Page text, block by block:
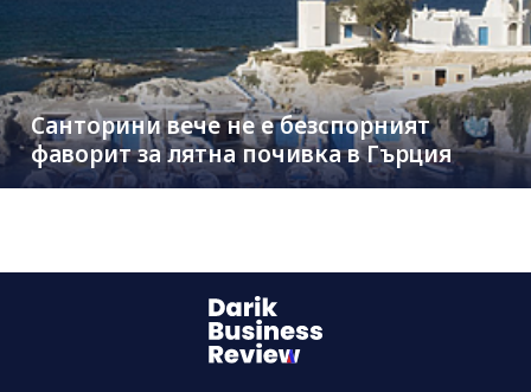
Санторини вече не е безспорният
фаворит за лятна почивка в Гърция